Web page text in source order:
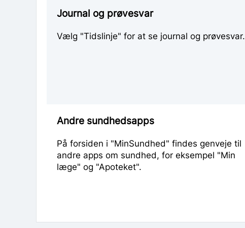
Journal og prøvesvar
Vælg "Tidslinje" for at se journal og prøvesvar.
Andre sundhedsapps
På forsiden i "MinSundhed" findes genveje til
andre apps om sundhed, for eksempel "Min
læge" og "Apoteket".